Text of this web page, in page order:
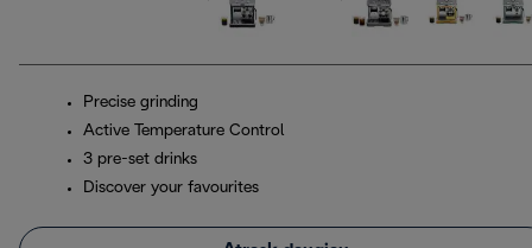
Precise grinding
Active Temperature Control
3 pre-set drinks
Discover your favourites